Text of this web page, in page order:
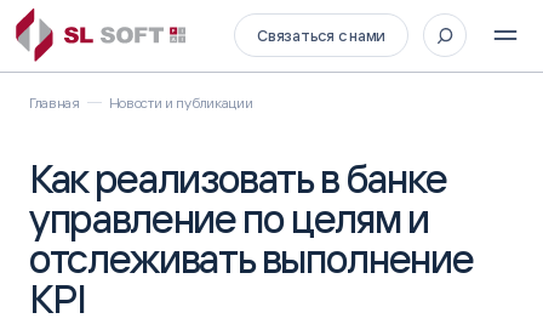
Связаться с нами
Главная Новости и публикации
Как реализовать в банке
управление по целям и
отслеживать выполнение
KPI